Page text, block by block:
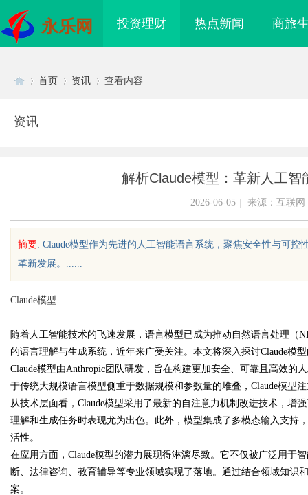
永乐网 投资理财 热点新闻 商旅
uz
首页 资讯 查看内容
资讯
解析Claude模型：革新人工
2026-06-05 来源：互联网
摘要: Claude模型作为先进的人工智能语言系统，聚焦安全性与可
革新发展。......
Claude模型
随着人工智能技术的飞速发展，语言模型已成为推动自然语言处理（
的语言理解与生成系统，近年来广受关注。本文将深入探讨Claude模
Claude模型由Anthropic团队研发，旨在构建更加安全、可靠且高效的
于传统大规模语言模型侧重于数据规模和参数量的堆叠，Claude模型
从技术层面看，Claude模型采用了最新的自注意力机制改进技术，增
理解和生成任务时表现尤为出色。此外，模型集成了多模态输入支持
活性。
在应用方面，Claude模型的潜力展现得淋漓尽致。它不仅被广泛用于
断、法律咨询、教育辅导等专业领域实现了落地。通过结合领域知识
案。
配眼镜
能的革命性材料